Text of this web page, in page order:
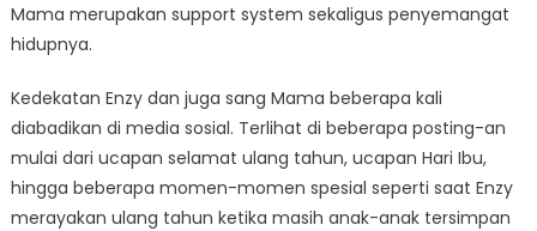
Mama merupakan support system sekaligus penyemangat
hidupnya.
Kedekatan Enzy dan juga sang Mama beberapa kali
diabadikan di media sosial. Terlihat di beberapa posting-an
mulai dari ucapan selamat ulang tahun, ucapan Hari Ibu,
hingga beberapa momen-momen spesial seperti saat Enzy
merayakan ulang tahun ketika masih anak-anak tersimpan